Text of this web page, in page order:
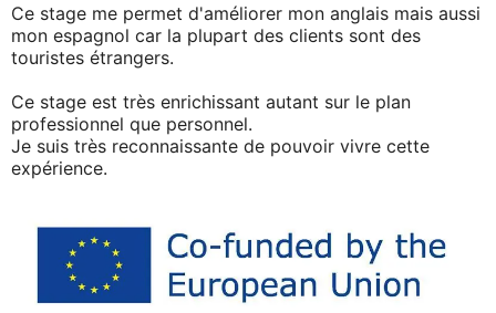
Ce stage me permet d'améliorer mon anglais mais aussi
mon espagnol car la plupart des clients sont des
touristes étrangers.
Ce stage est très enrichissant autant sur le plan
professionnel que personnel.
Je suis très reconnaissante de pouvoir vivre cette
expérience.